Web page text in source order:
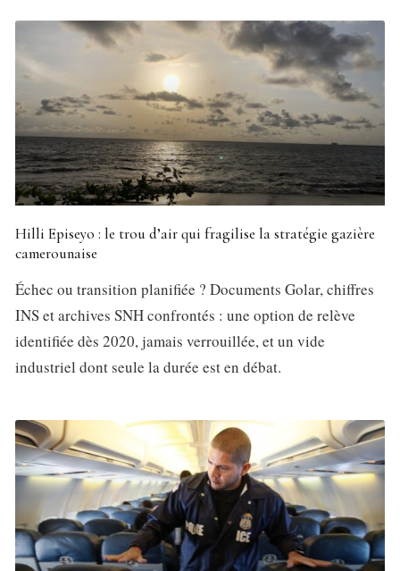
Hilli Episeyo : le trou d’air qui fragilise la stratégie gazière
camerounaise
Échec ou transition planifiée ? Documents Golar, chiffres
INS et archives SNH confrontés : une option de relève
identifiée dès 2020, jamais verrouillée, et un vide
industriel dont seule la durée est en débat.